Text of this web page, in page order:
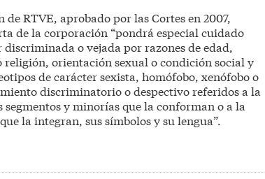
RTVE, aprobado por las Cortes en 2007,
de la corporación “pondrá especial cuidado
o vejada por razones de edad,
orientación sexual o condición social y
de carácter sexista, homófobo, xenófobo o
discriminatorio o despectivo referidos a la
segmentos y minorías que la conforman o a la
la integran, sus símbolos y su lengua”.